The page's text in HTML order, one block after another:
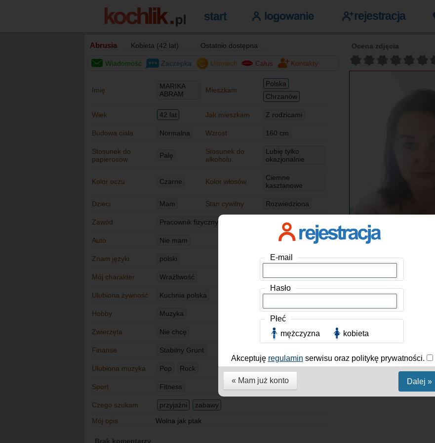
Abrusia Kobieta (42 lat) Ostatnio dostępna
Wiadomość Zaczepka Uśmiech Całus Kontakty
Imię
MARIKA
ABRAM
Mieszkam
Polska
Chrzanów
Wiek 42 lat Jak mieszkam Z rodzicami
Budowa ciała Normalna Wzrost 160 cm
Stosunek do
papierosów
Palę
Stosunek do
alkoholu
Lubię tylko
okazjonalnie
Kolor oczu Czarne Kolor włosów
Ciemne
kasztanowe
Dzieci Mam Stan cywilny Rozwiedziona
Zawód Pracownik fizyczny (Rolnik / Ogrodnik)
Auto Nie mam
Znam języki polski
Mój charakter Wrażliwość
Ulubiona żywność Kuchnia polska
Hobby Muzyka
Zwierzęta Nie chcę
Finanse Stabilny Grunt
Ulubiona muzyka Pop Rock
Sport Fitness
Czego szukam przyjaźni
zabawy
Mój opis
Wolna jak ptak
Brak komentarzy
Ocena zdjęcia
Oceniano: 13, Ranking: 9.54
E-mail
Hasło
Płeć
mężczyzna
kobieta
Akceptuję regulamin serwisu oraz politykę prywatności.
« Mam już konto Dalej »